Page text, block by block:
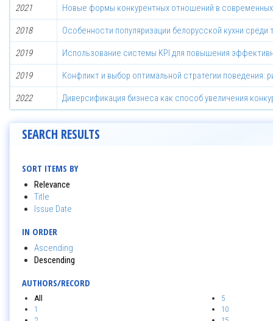
2021 Новые формы конкурентных отношений в современных
2018 Особенности популяризации белорусской кухни среди
2019 Использование системы KPI для повышения
2019 Конфликт и выбор оптимальной стратегии поведения:
2022 Диверсификация бизнеса как способ увеличения
SEARCH RESULTS
SORT ITEMS BY
Relevance
Title
Issue Date
IN ORDER
Ascending
Descending
AUTHORS/RECORD
All
1
5
10